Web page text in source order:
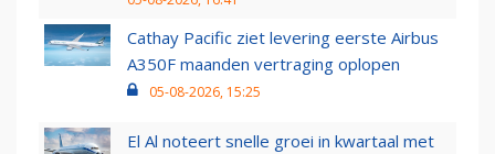
Cathay Pacific ziet levering eerste Airbus
A350F maanden vertraging oplopen
05-08-2026, 15:25
El Al noteert snelle groei in kwartaal met